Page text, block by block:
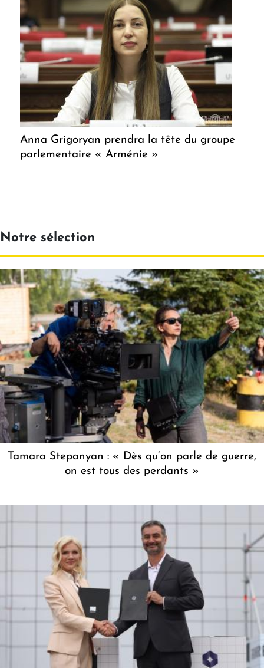
Anna Grigoryan prendra la tête du groupe
parlementaire « Arménie »
Notre sélection
Tamara Stepanyan : « Dès qu’on parle de guerre,
on est tous des perdants »